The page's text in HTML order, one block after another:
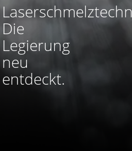
Die
Legierung
neu
entdeckt.